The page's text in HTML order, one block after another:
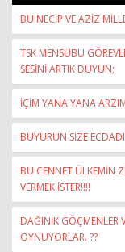
BU NECİP VE AZİZ
TSK MENSUBU
SESİNİ ARTIK DUYUN;
İÇİM YANA YANA
BUYURUN SİZE
BU CENNET ÜLKEMİN
VERMEK İSTER!!!!
DAĞINIK GÖÇMENLER
OYNUYORLAR. ??